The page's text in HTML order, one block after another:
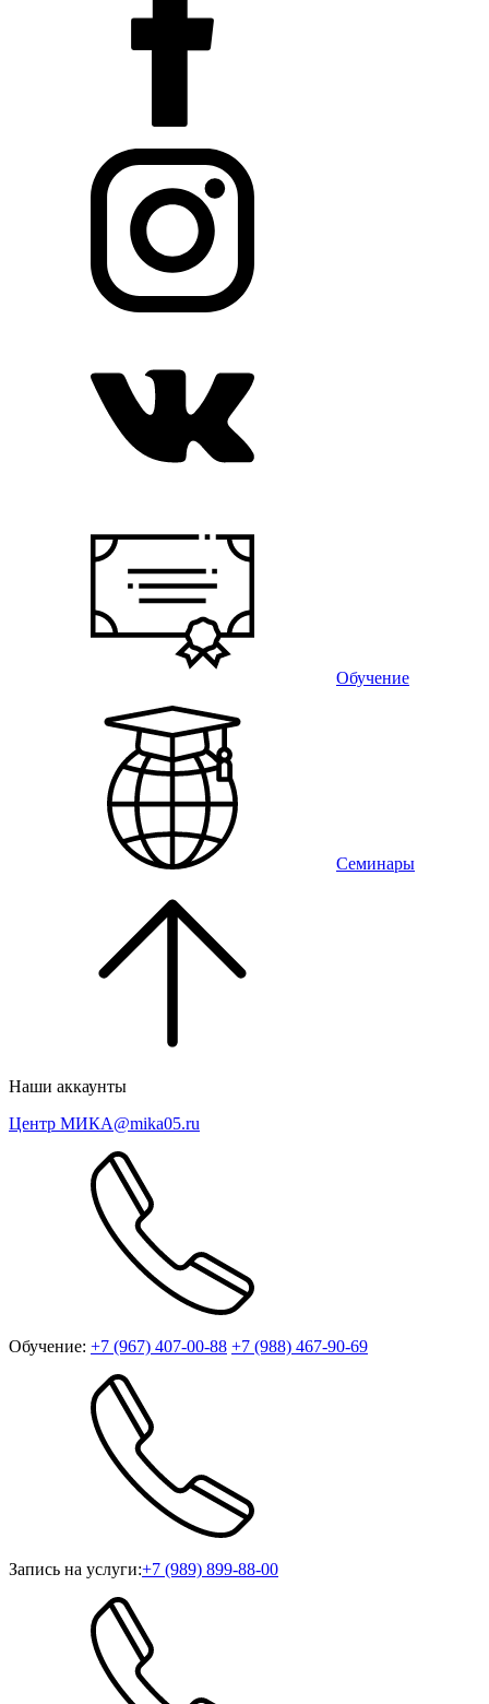
Обучение
Семинары
Наши аккаунты
Центр МИКА@mika05.ru
Обучение: +7 (967) 407-00-88 +7 (988) 467-90-69
Запись на услуги:+7 (989) 899-88-00